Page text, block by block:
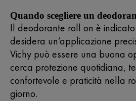
Quando scegliere un
Il deodorante roll on è
desidera un’applicazione
Vichy può essere una buona
cerca protezione quotidiana,
confortevole e praticità nella
giorno.